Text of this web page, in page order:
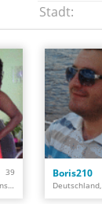
Stadt:
39
Deutschland, Grünstadt
Boris210